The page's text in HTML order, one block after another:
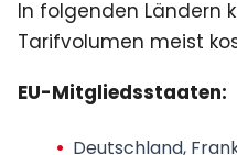
In folgenden Ländern
Tarifvolumen meist
EU-Mitgliedsstaaten:
Deutschland,